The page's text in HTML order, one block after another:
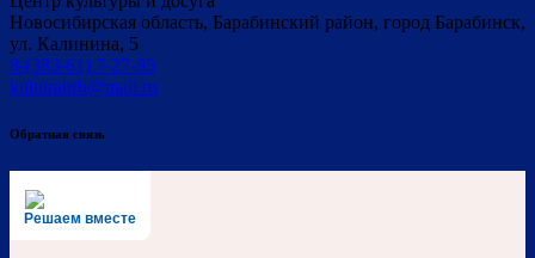
Новосибирская область, Барабинский район, город Барабинск,
ул. Калинина, 5
8-(383-61) 7-27-95
kulturabrb@mail.ru
Обратная связь
Решаем вместе